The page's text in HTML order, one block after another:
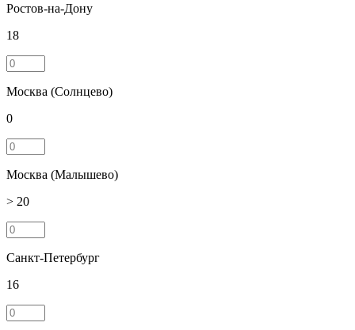
Ростов-на-Дону
18
Москва (Солнцево)
0
Москва (Малышево)
> 20
Санкт-Петербург
16